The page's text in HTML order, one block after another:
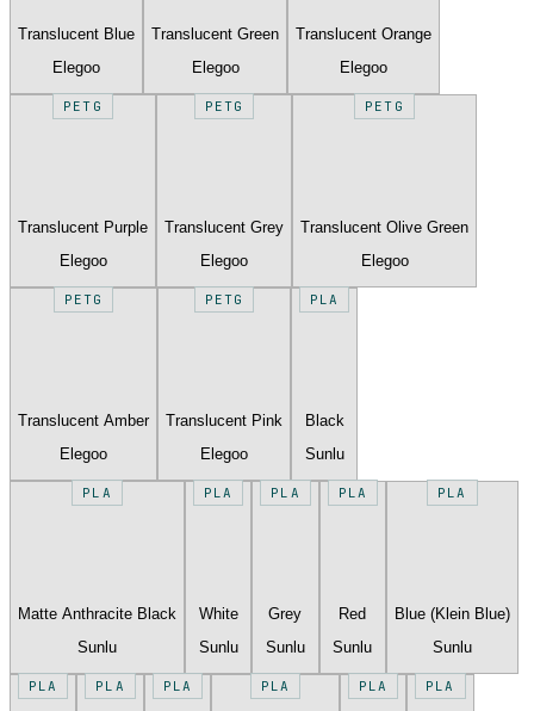
Translucent Blue
Elegoo
Translucent Green
Elegoo
Translucent Orange
Elegoo
PETG
Translucent Purple
Elegoo
PETG
Translucent Grey
Elegoo
PETG
Translucent Olive Green
Elegoo
PETG
Translucent Amber
Elegoo
PETG
Translucent Pink
Elegoo
PLA
Black
Sunlu
PLA
Matte Anthracite Black
Sunlu
PLA
White
Sunlu
PLA
Grey
Sunlu
PLA
Red
Sunlu
PLA
Blue (Klein Blue)
Sunlu
PLA PLA PLA PLA PLA PLA